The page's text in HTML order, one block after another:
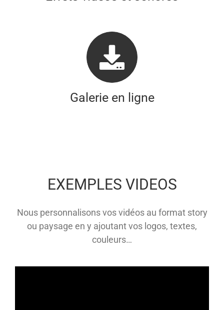
Galerie en ligne
EXEMPLES VIDEOS
Nous personnalisons vos vidéos au format story
ou paysage en y ajoutant vos logos, textes,
couleurs…